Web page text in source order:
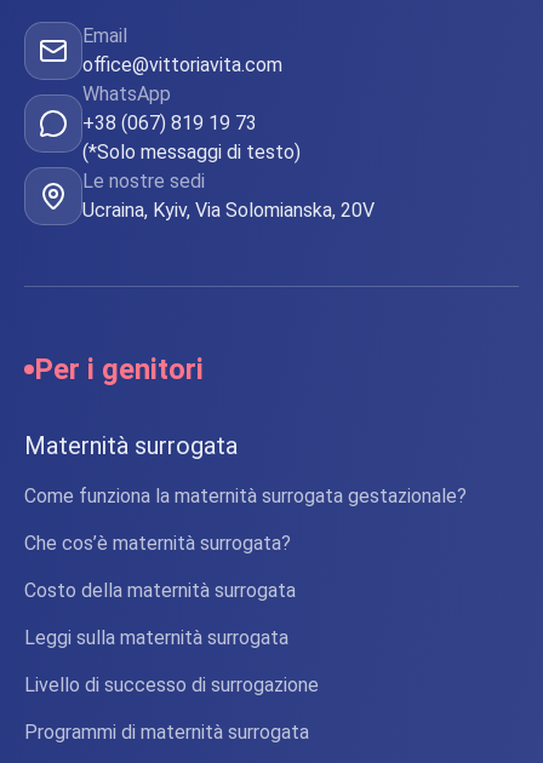
Email
office@vittoriavita.com
WhatsApp
+38 (067) 819 19 73
(*Solo messaggi di testo)
Le nostre sedi
Ucraina, Kyiv, Via Solomianska, 20V
Per i genitori
Maternità surrogata
Come funziona la maternità surrogata gestazionale?
Che cos’è maternità surrogata?
Costo della maternità surrogata
Leggi sulla maternità surrogata
Livello di successo di surrogazione
Programmi di maternità surrogata